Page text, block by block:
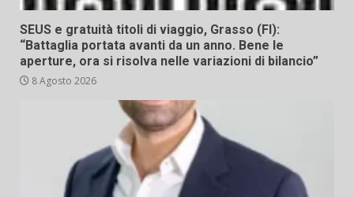
SEUS e gratuità titoli di viaggio, Grasso (FI):
“Battaglia portata avanti da un anno. Bene le
aperture, ora si risolva nelle variazioni di bilancio”
8 Agosto 2026